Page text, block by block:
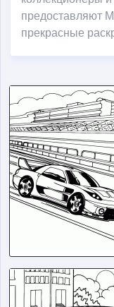
предоставляют
прекрасные